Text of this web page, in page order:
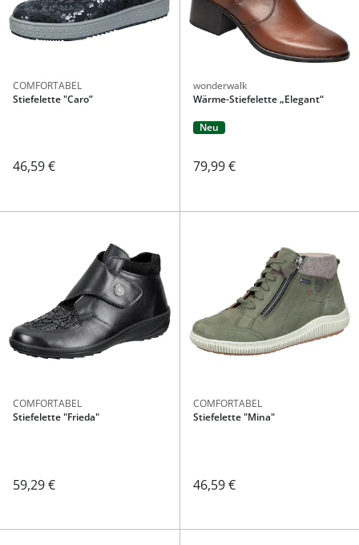
COMFORTABEL
Stiefelette "Caro”
46,59 €
wonderwalk
Wärme-Stiefelette „Elegant“
Neu
79,99 €
COMFORTABEL
Stiefelette "Frieda"
59,29 €
COMFORTABEL
Stiefelette "Mina"
46,59 €